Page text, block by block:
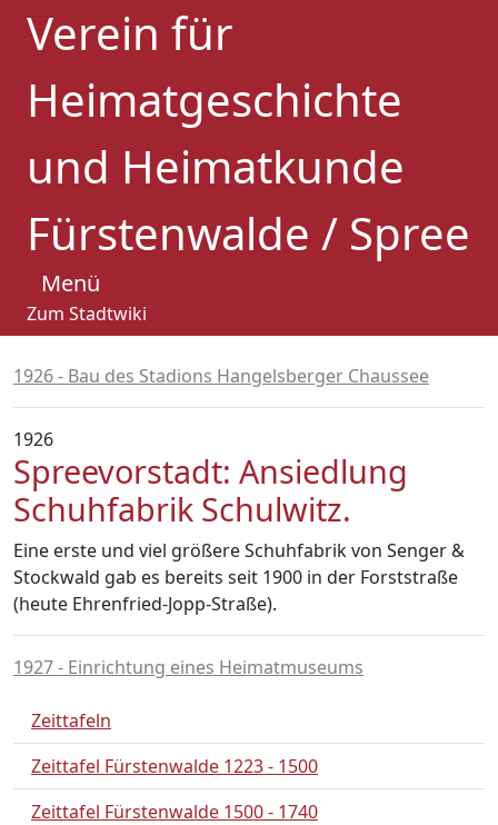
Verein für
Heimatgeschichte
und Heimatkunde
Fürstenwalde / Spree
Menü
Zum Stadtwiki
1926 - Bau des Stadions Hangelsberger Chaussee
1926
Spreevorstadt: Ansiedlung
Schuhfabrik Schulwitz.
Eine erste und viel größere Schuhfabrik von Senger &
Stockwald gab es bereits seit 1900 in der Forststraße
(heute Ehrenfried-Jopp-Straße).
1927 - Einrichtung eines Heimatmuseums
Zeittafeln
Zeittafel Fürstenwalde 1223 - 1500
Zeittafel Fürstenwalde 1500 - 1740